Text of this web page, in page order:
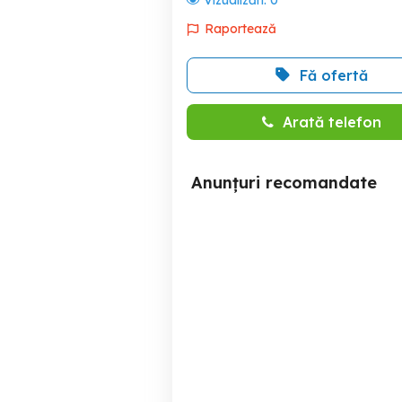
Raportează
Fă ofertă
Arată telefon
Anunțuri recomandate